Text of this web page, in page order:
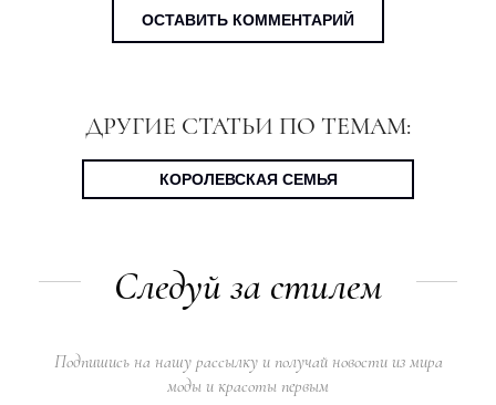
ОСТАВИТЬ КОММЕНТАРИЙ
ДРУГИЕ СТАТЬИ ПО ТЕМАМ:
КОРОЛЕВСКАЯ СЕМЬЯ
Следуй за стилем
Подпишись на нашу рассылку и получай новости из мира
моды и красоты первым